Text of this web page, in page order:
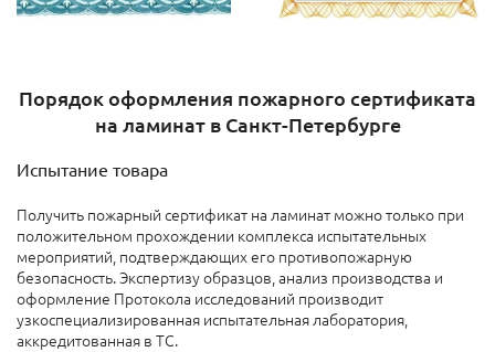
Порядок оформления пожарного сертификата
на ламинат в Санкт-Петербурге
Испытание товара
Получить пожарный сертификат на ламинат можно только при
положительном прохождении комплекса испытательных
мероприятий, подтверждающих его противопожарную
безопасность. Экспертизу образцов, анализ производства и
оформление Протокола исследований производит
узкоспециализированная испытательная лаборатория,
аккредитованная в ТС.